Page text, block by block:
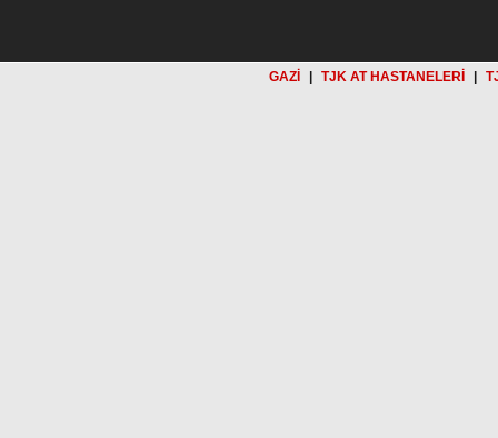
GAZİ TJK AT HASTANELERİ